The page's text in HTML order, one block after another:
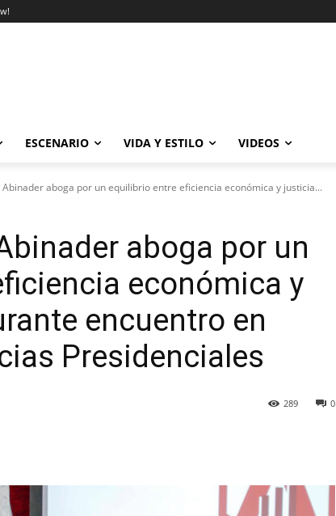
ESCENARIO VIDA Y ESTILO VIDEOS
Abinader aboga por un equilibrio entre eficiencia económica y justicia...
aboga por un
económica y
encuentro en
Presidenciales
0
289